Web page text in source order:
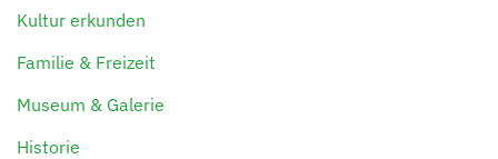
Kultur erkunden
Familie & Freizeit
Museum & Galerie
Historie